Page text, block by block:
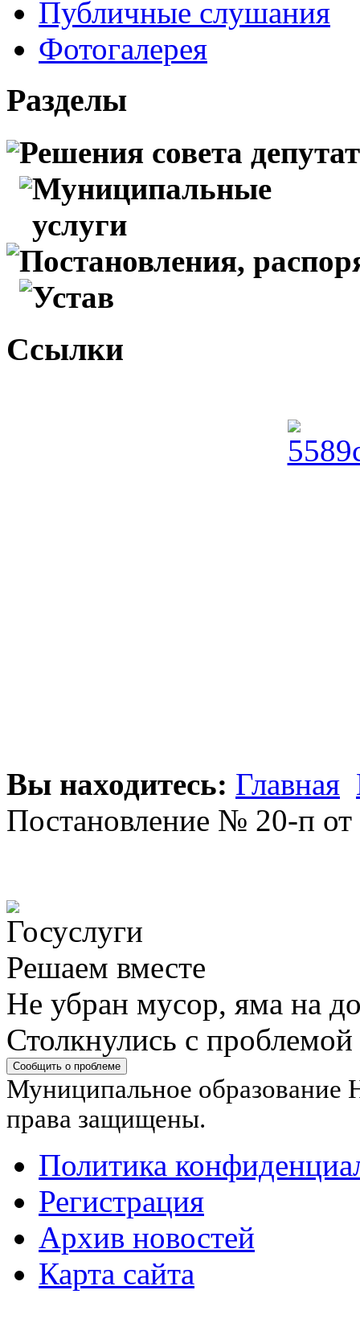
Публичные слушания
Фотогалерея
Разделы
Решения совета
Муниципальные
услуги
Постановления,
Устав
Ссылки
Вы находитесь: Главная
Постановление № 20-п
Решаем вместе
Не убран мусор, яма на
Столкнулись с
Сообщить о проблеме
Муниципальное образование
права защищены.
Политика
Регистрация
Архив новостей
Карта сайта